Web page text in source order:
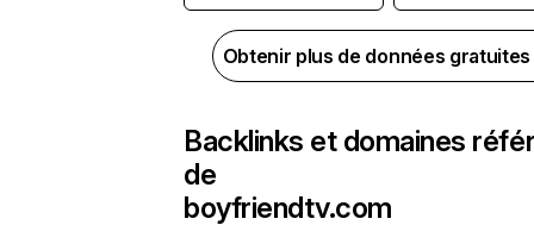
Obtenir plus de données
Backlinks et domaines
de
boyfriendtv.com